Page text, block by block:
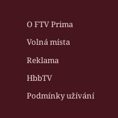
O FTV Prima
Volná místa
Reklama
HbbTV
Podmínky užívání